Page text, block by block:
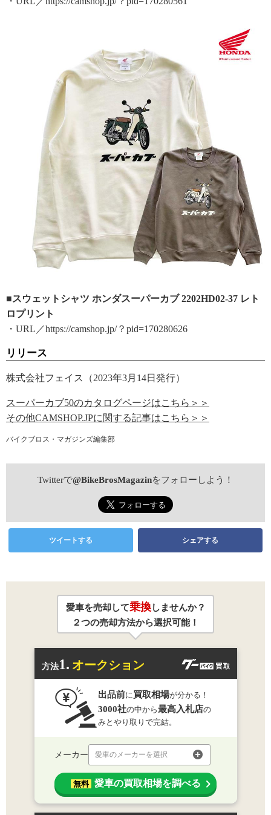
■スウェットシャツ ホンダスーパーカブ 2202HD02-37 レト
ロプリント
・URL／https://camshop.jp/？pid=170280626
リリース
株式会社フェイス（2023年3月14日発行）
スーパーカブ50のカタログページはこちら＞＞
その他CAMSHOP.JPに関する記事はこちら＞＞
バイクブロス・マガジンズ編集部
Twitterで@BikeBrosMagazinをフォローしよう！
ツイートする シェアする
愛車を売却して乗換しませんか？
２つの売却方法から選択可能！
方法1. オークション
出品前に買取相場が分かる！
3000社の中から最高入札店の
みとやり取りで完結。
メーカー 愛車のメーカーを選択
無料 愛車の買取相場を調べる